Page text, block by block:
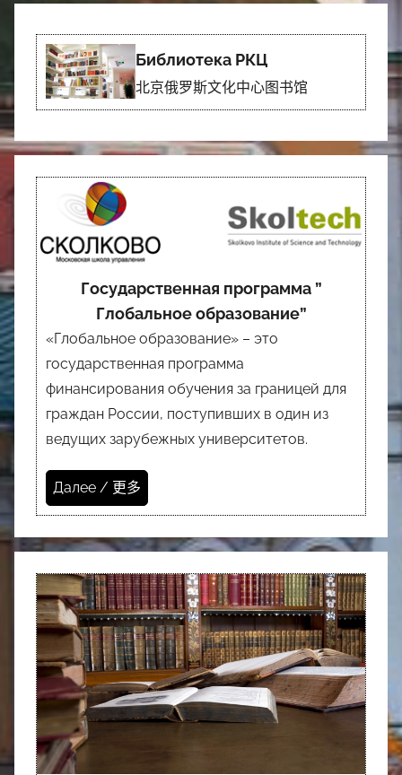
Библиотека РКЦ
北京俄罗斯文化中心图书馆
Государственная программа ”
Глобальное образование”
«Глобальное образование» – это
государственная программа
финансирования обучения за границей для
граждан России, поступивших в один из
ведущих зарубежных университетов.
Далее / 更多